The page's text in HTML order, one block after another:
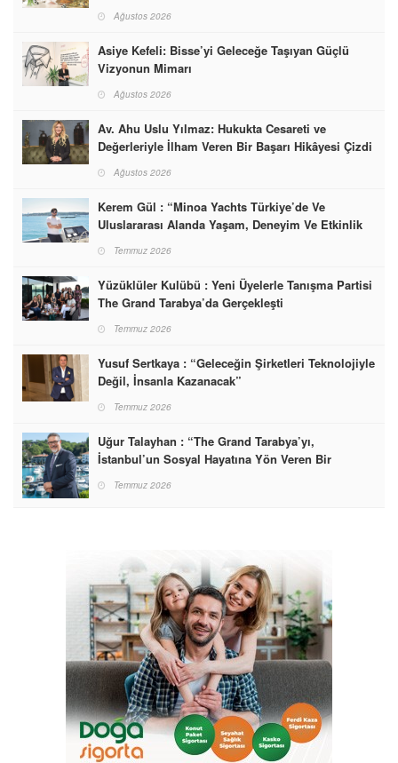
Ağustos 2026
Asiye Kefeli: Bisse’yi Geleceğe Taşıyan Güçlü
Vizyonun Mimarı
Ağustos 2026
Av. Ahu Uslu Yılmaz: Hukukta Cesareti ve
Değerleriyle İlham Veren Bir Başarı Hikâyesi Çizdi
Ağustos 2026
Kerem Gül : “Minoa Yachts Türkiye’de Ve
Uluslararası Alanda Yaşam, Deneyim Ve Etkinlik
Temmuz 2026
Yüzüklüler Kulübü : Yeni Üyelerle Tanışma Partisi
The Grand Tarabya’da Gerçekleşti
Temmuz 2026
Yusuf Sertkaya : “Geleceğin Şirketleri Teknolojiyle
Değil, İnsanla Kazanacak”
Temmuz 2026
Uğur Talayhan : “The Grand Tarabya’yı,
İstanbul’un Sosyal Hayatına Yön Veren Bir
Temmuz 2026